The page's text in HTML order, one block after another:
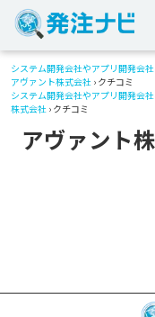
システム開発会社やアプリ開発会
アヴァント株式会社 › クチコミ
システム開発会社やアプリ開発会
株式会社 › クチコミ
アヴァント